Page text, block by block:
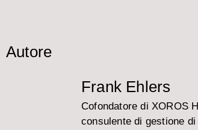
Autore
Frank Ehlers
Cofondatore di XOROS
consulente di gestione